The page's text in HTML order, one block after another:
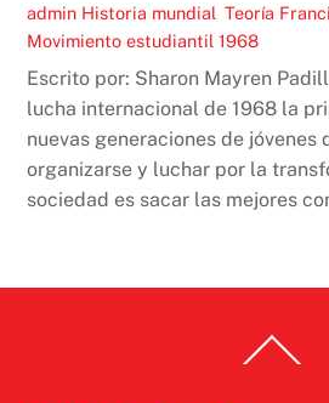
admin Historia mundial ,Teoría
Movimiento estudiantil 1968
Escrito por: Sharon Mayren
lucha internacional de 1968 la
nuevas generaciones de jóvenes
organizarse y luchar por la
sociedad es sacar las mejores
To